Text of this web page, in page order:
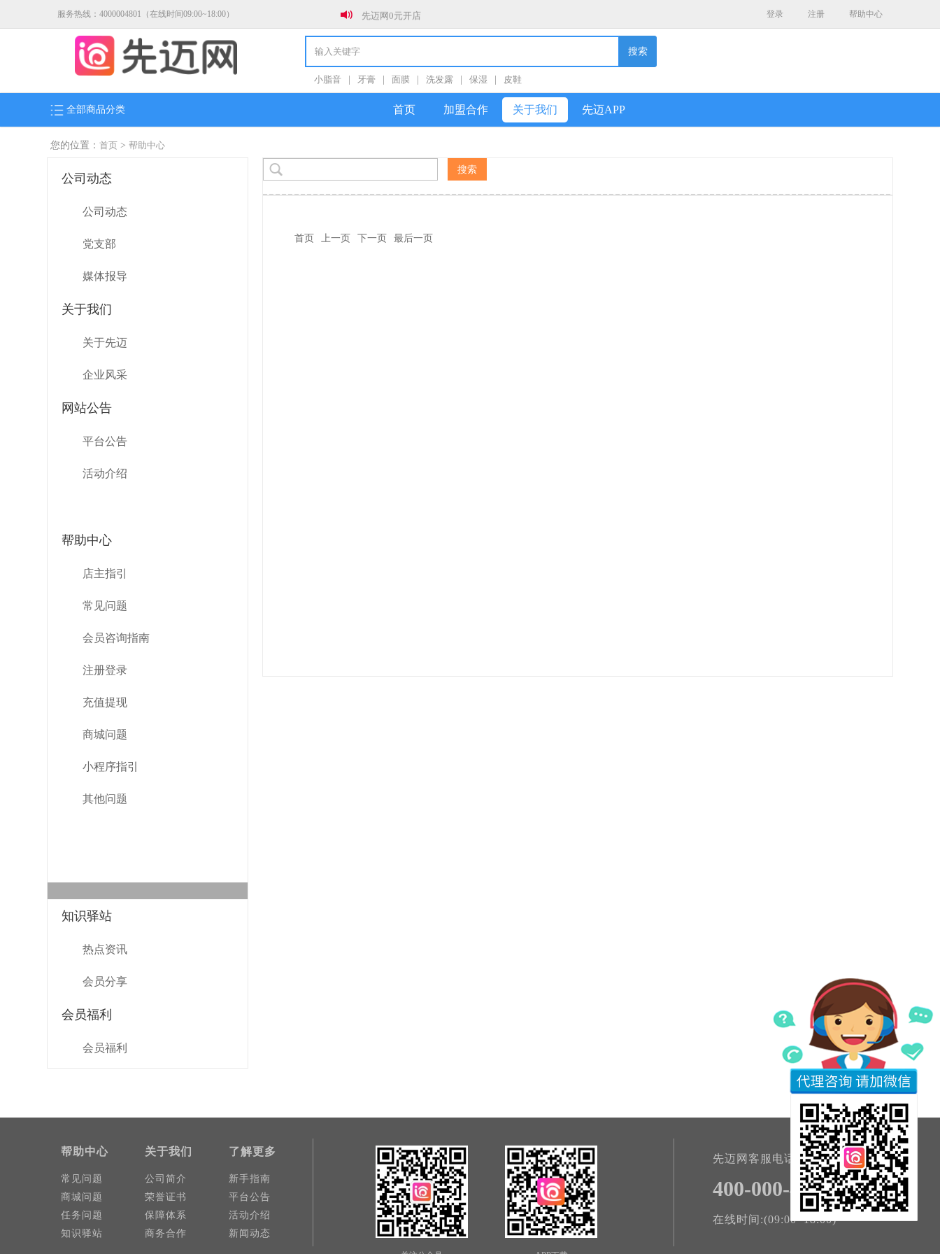
服务热线：4000004801（在线时间09:00~18:00） 先迈网0元开店 登录 注册 帮助中心
搜索
小脂音 牙膏 面膜 洗发露 保湿 皮鞋
全部商品分类 首页 加盟合作 关于我们 先迈APP
您的位置： 首页 > 帮助中心
公司动态
公司动态
党支部
媒体报导
关于我们
关于先迈
企业风采
网站公告
平台公告
活动介绍
帮助中心
店主指引
常见问题
会员咨询指南
注册登录
充值提现
商城问题
小程序指引
其他问题
知识驿站
热点资讯
会员分享
会员福利
会员福利
首页 上一页 下一页 最后一页
帮助中心
常见问题
商城问题
任务问题
知识驿站
关于我们
公司简介
荣誉证书
保障体系
商务合作
了解更多
新手指南
平台公告
活动介绍
新闻动态
先迈网客服电话
400-000-4801
在线时间:(09:00~18:00)